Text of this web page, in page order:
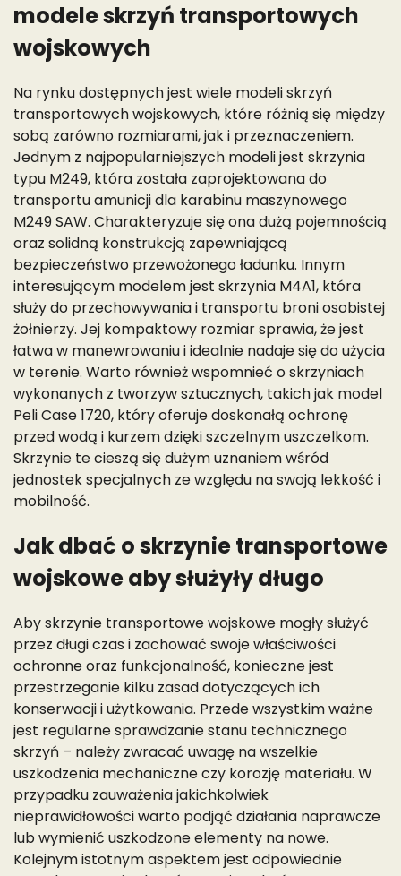
modele skrzyń transportowych
wojskowych
Na rynku dostępnych jest wiele modeli skrzyń
transportowych wojskowych, które różnią się między
sobą zarówno rozmiarami, jak i przeznaczeniem.
Jednym z najpopularniejszych modeli jest skrzynia
typu M249, która została zaprojektowana do
transportu amunicji dla karabinu maszynowego
M249 SAW. Charakteryzuje się ona dużą pojemnością
oraz solidną konstrukcją zapewniającą
bezpieczeństwo przewożonego ładunku. Innym
interesującym modelem jest skrzynia M4A1, która
służy do przechowywania i transportu broni osobistej
żołnierzy. Jej kompaktowy rozmiar sprawia, że jest
łatwa w manewrowaniu i idealnie nadaje się do użycia
w terenie. Warto również wspomnieć o skrzyniach
wykonanych z tworzyw sztucznych, takich jak model
Peli Case 1720, który oferuje doskonałą ochronę
przed wodą i kurzem dzięki szczelnym uszczelkom.
Skrzynie te cieszą się dużym uznaniem wśród
jednostek specjalnych ze względu na swoją lekkość i
mobilność.
Jak dbać o skrzynie transportowe
wojskowe aby służyły długo
Aby skrzynie transportowe wojskowe mogły służyć
przez długi czas i zachować swoje właściwości
ochronne oraz funkcjonalność, konieczne jest
przestrzeganie kilku zasad dotyczących ich
konserwacji i użytkowania. Przede wszystkim ważne
jest regularne sprawdzanie stanu technicznego
skrzyń – należy zwracać uwagę na wszelkie
uszkodzenia mechaniczne czy korozję materiału. W
przypadku zauważenia jakichkolwiek
nieprawidłowości warto podjąć działania naprawcze
lub wymienić uszkodzone elementy na nowe.
Kolejnym istotnym aspektem jest odpowiednie